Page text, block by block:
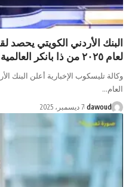
الكويتي يحصد لقب “بنك
الإخبارية أعلن البنك الأردني
7 ديسمبر، 2025